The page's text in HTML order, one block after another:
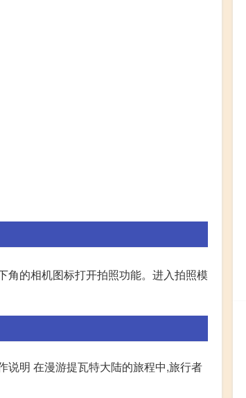
角的相机图标打开拍照功能。进入拍照模
说明 在漫游提瓦特大陆的旅程中,旅行者